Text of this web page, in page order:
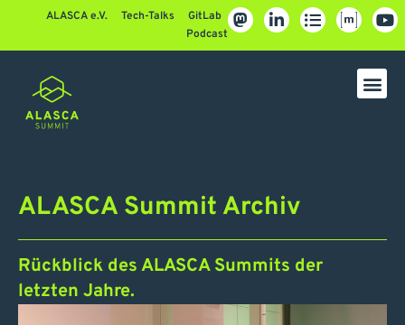
ALASCA e.V. Tech-Talks
GitLab
Podcast
ALASCA Summit Archiv
Rückblick des ALASCA Summits der
letzten Jahre.